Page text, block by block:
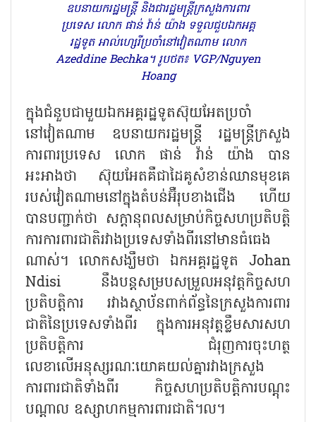
ឧបនាយករដ្ឋមន្ត្រី និងជារដ្ឋមន្ត្រីក្រសួងការពារ
ប្រទេស លោក ផាន់ វ៉ាន់ យ៉ាង ទទួលជួបឯកអគ្គ
រដ្ឋទូត អាល់ហ្សេរីប្រចាំនៅវៀតណាម លោក
Azeddine Bechka។ រូបថត៖ VGP/Nguyen
Hoang
ក្នុងជំនួបជាមួយ​ឯកអគ្គរដ្ឋទូតស៊ុយអែតប្រចាំ
នៅវៀតណាម ឧបនាយករដ្ឋមន្ត្រី រដ្ឋមន្ត្រីក្រសួង
ការពារ​ប្រទេស លោក ផាន់ វ៉ាន់ យ៉ាង បាន
អះអាងថា ស៊ុយអែតគឺជាដៃគូសំខាន់ឈានមុខគេ
របស់វៀតណាមនៅក្នុងតំបន់អ៊ឺរុបខាងជើង ហើយ
បានបញ្ជាក់ថា សក្តានុពលសម្រាប់កិច្ច​សហប្រតិបត្តិ
ការការពារជាតិរវាងប្រទេសទាំងពីរ​នៅមាន​ធំធេង
ណាស់​។ លោកសង្ឃឹមថា ឯកអគ្គរដ្ឋទូត Johan
Ndisi នឹងបន្តសម្របសម្រួលអនុវត្តកិច្ច​សហ
ប្រតិបត្តិការ រវាងស្ថាប័នពាក់ព័ន្ធនៃក្រសួងការពារ
ជាតិនៃប្រទេសទាំងពីរ ក្នុងការអនុវត្តខ្លឹមសារសហ
ប្រតិបត្តិការ ជំរុញការចុះហត្ថ
លេខាលើអនុស្សរណៈយោគយល់គ្នារវាងក្រសួង
ការពារជាតិទាំងពីរ កិច្ចសហប្រតិបត្តិការបណ្តុះ
បណ្តាល ឧស្សាហកម្មការពារជាតិ។ល។​